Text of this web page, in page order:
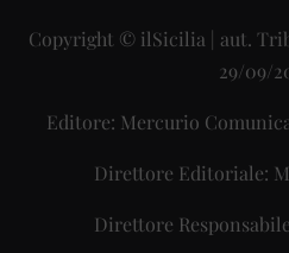
Copyright © ilSicilia | aut.
29/09/
Editore: Mercurio
Direttore Editoriale:
Direttore